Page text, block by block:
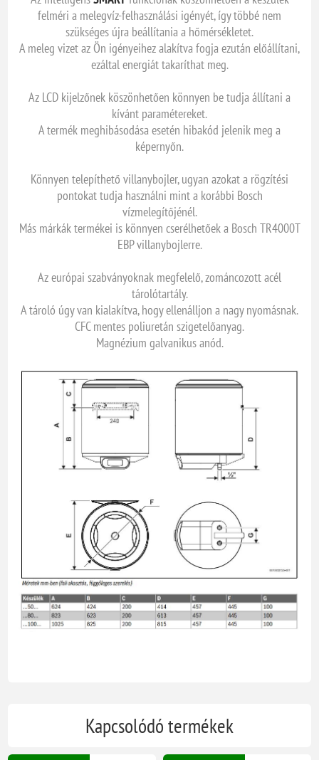
felméri a melegvíz-felhasználási igényét, így többé nem
szükséges újra beállítania a hőmérsékletet.
A meleg vizet az Ön igényeihez alakítva fogja ezután előállítani,
ezáltal energiát takaríthat meg.
Az LCD kijelzőnek köszönhetően könnyen be tudja állítani a
kívánt paramétereket.
A termék meghibásodása esetén hibakód jelenik meg a
képernyőn.
Könnyen telepíthető villanybojler, ugyan azokat a rögzítési
pontokat tudja használni mint a korábbi Bosch
vízmelegítőjénél.
Más márkák termékei is könnyen cserélhetőek a Bosch TR4000T
EBP villanybojlerre.
Az európai szabványoknak megfelelő, zománcozott acél
tárolótartály.
A tároló úgy van kialakítva, hogy ellenálljon a nagy nyomásnak.
CFC mentes poliuretán szigetelőanyag.
Magnézium galvanikus anód.
Kapcsolódó termékek